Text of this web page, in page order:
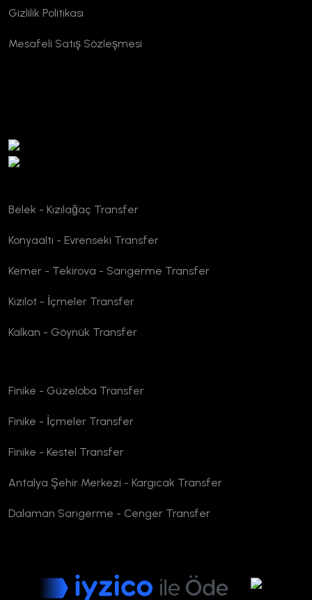
Gizlilik Politikası
Mesafeli Satış Sözleşmesi
Belek - Kızılağaç Transfer
Konyaaltı - Evrenseki Transfer
Kemer - Tekirova - Sarıgerme Transfer
Kızılot - İçmeler Transfer
Kalkan - Göynük Transfer
Finike - Güzeloba Transfer
Finike - İçmeler Transfer
Finike - Kestel Transfer
Antalya Şehir Merkezi - Kargıcak Transfer
Dalaman Sarıgerme - Cenger Transfer